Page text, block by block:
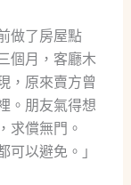
做了房屋點
個月，客廳木
，原來賣方曾
。朋友氣得想
求償無門。
可以避免。」